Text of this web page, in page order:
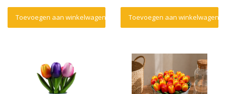
Toevoegen aan winkelwagen Toevoegen aan winkelwagen